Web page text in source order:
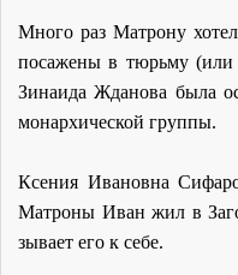
Мно­го раз Мат­ро­ну
по­са­же­ны в тюрь­му (или
Зи­на­и­да Жда­но­ва бы­ла
мо­нар­хи­че­ской груп­пы.
Ксе­ния Ива­нов­на
Мат­ро­ны Иван жил в
зы­ва­ет его к се­бе.